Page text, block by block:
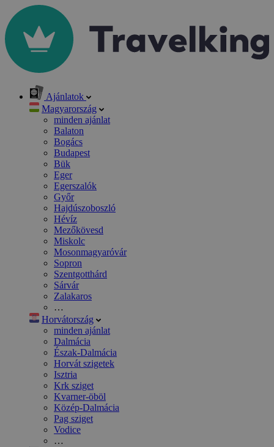
Ajánlatok
Magyarország
minden ajánlat
Balaton
Bogács
Budapest
Bük
Eger
Egerszalók
Győr
Hajdúszoboszló
Hévíz
Mezőkövesd
Miskolc
Mosonmagyaróvár
Sopron
Szentgotthárd
Sárvár
Zalakaros
…
Horvátország
minden ajánlat
Dalmácia
Észak-Dalmácia
Horvát szigetek
Isztria
Krk sziget
Kvarner-öböl
Közép-Dalmácia
Pag sziget
Vodice
…